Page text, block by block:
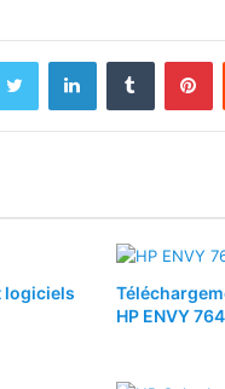
Twitter LinkedinTumblr
logiciels
HP ENVY